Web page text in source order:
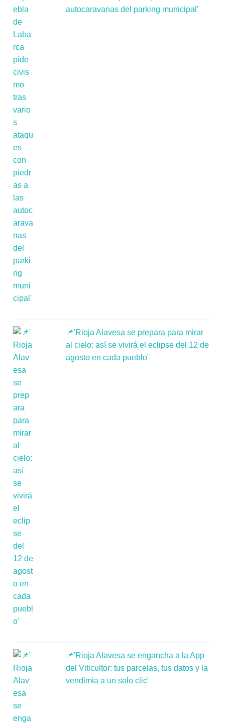
autocaravanas del parking municipal'
📌'Rioja Alavesa se prepara para mirar
al cielo: así se vivirá el eclipse del 12 de
agosto en cada pueblo'
📌'Rioja Alavesa se engancha a la App
del Viticultor: tus parcelas, tus datos y la
vendimia a un solo clic'